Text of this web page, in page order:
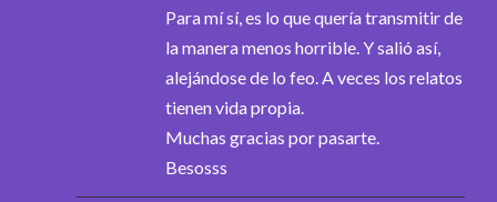
Para mí sí, es lo que quería transmitir de
la manera menos horrible. Y salió así,
alejándose de lo feo. A veces los relatos
tienen vida propia.
Muchas gracias por pasarte.
Besosss